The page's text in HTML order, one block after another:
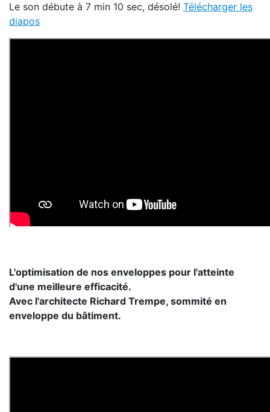
Le son débute à 7 min 10 sec, désolé! Télécharger les
diapos
L'optimisation de nos enveloppes pour l'atteinte
d'une meilleure efficacité.
Avec l'architecte Richard Trempe, sommité en
enveloppe du bâtiment.